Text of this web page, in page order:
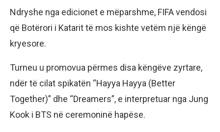
Ndryshe nga edicionet e mëparshme, FIFA vendosi
që Botërori i Katarit të mos kishte vetëm një këngë
kryesore.
Turneu u promovua përmes disa këngëve zyrtare,
ndër të cilat spikatën “Hayya Hayya (Better
Together)” dhe “Dreamers”, e interpretuar nga Jung
Kook i BTS në ceremoninë hapëse.